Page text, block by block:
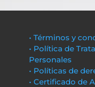
• Términos y
• Política de
Personales
• Políticas de
• Certificado de